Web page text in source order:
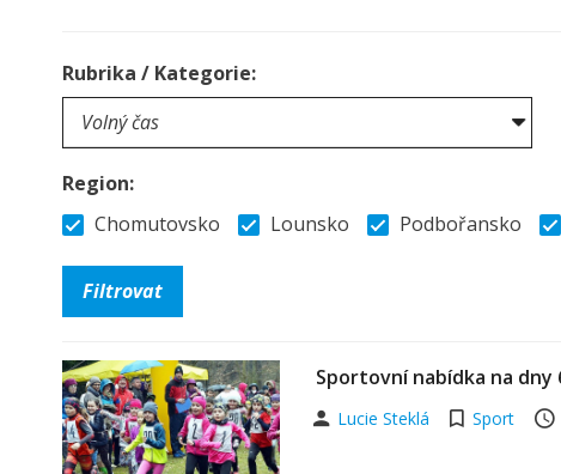
Rubrika / Kategorie:
Region:
Chomutovsko
Lounsko Podbořansko
Sportovní nabídka na dny
Lucie Steklá Sport